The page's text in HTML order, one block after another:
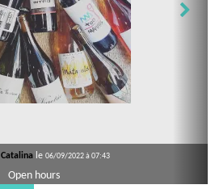
Catalina le 06/09/2022 à 07:43
Open hours